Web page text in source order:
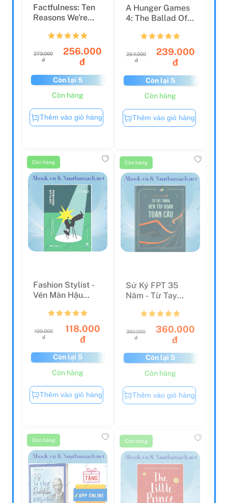
Factfulness: Ten
Reasons We're
Wor...
273.000
đ
256.000
đ
Còn lại 5
Còn hàng
Thêm vào giỏ hàng
A Hunger Games
4: The Ballad Of
Snak...
254.000
đ
239.000
đ
Còn lại 5
Còn hàng
Thêm vào giỏ hàng
Còn hàng
Fashion Stylist -
Vén Màn Hậu
Trường Của
Những Bướ...
120.000
đ
118.000
đ
Còn lại 5
Còn hàng
Thêm vào giỏ hàng
Sử Ký FPT 35
Năm - Từ Tay
Trắng Đến Tập
Đoàn Toàn ...
đ
360.000
đ
Còn lại 5
Còn hàng
Thêm vào giỏ hàng
Còn hàng Còn hàng